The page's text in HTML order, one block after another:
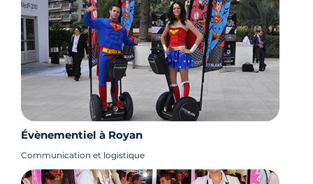
Évènementiel à Royan
Communication et logistique